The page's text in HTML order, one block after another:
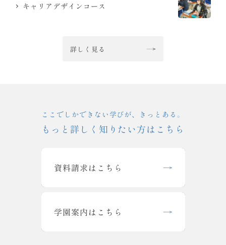
キャリアデザインコース
詳しく見る
ここでしかできない学びが、きっとある。
もっと詳しく知りたい方はこちら
資料請求はこちら
学園案内はこちら